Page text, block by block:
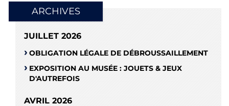
ARCHIVES
JUILLET 2026
OBLIGATION LÉGALE DE DÉBROUSSAILLEMENT
EXPOSITION AU MUSÉE : JOUETS & JEUX
D'AUTREFOIS
AVRIL 2026